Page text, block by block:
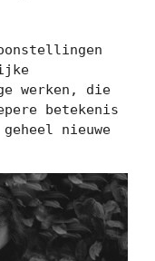
werken, die
betekenis
nieuwe